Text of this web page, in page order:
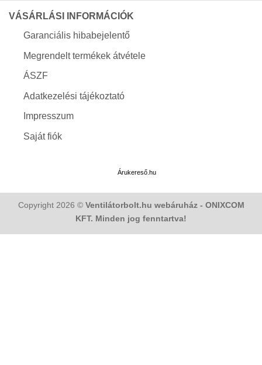
VÁSÁRLÁSI INFORMÁCIÓK
Garanciális hibabejelentő
Megrendelt termékek átvétele
ÁSZF
Adatkezelési tájékoztató
Impresszum
Saját fiók
Árukereső.hu
Copyright 2026 © Ventilátorbolt.hu webáruház - ONIXCOM
KFT. Minden jog fenntartva!